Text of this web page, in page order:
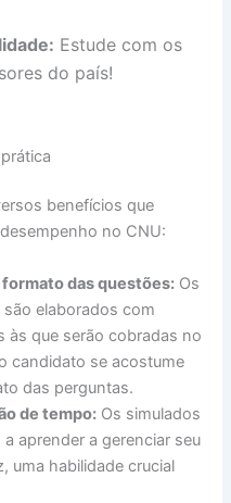
Estude com os
do país!
benefícios que
no CNU:
das questões: Os
elaborados com
às que serão cobradas no
candidato se acostume
das perguntas.
de tempo: Os simulados
aprender a gerenciar seu
uma habilidade crucial